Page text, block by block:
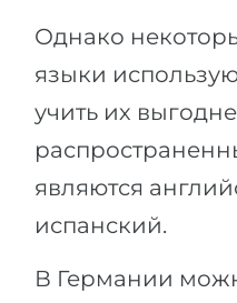
Однако
языки
учить их
являются
испанский.
В Германии